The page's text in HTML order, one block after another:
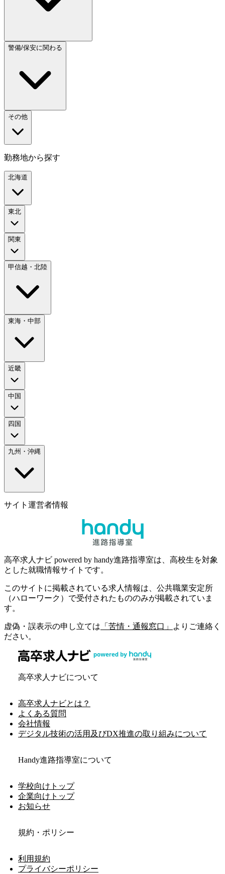
警備/保安に関わる
その他
勤務地から探す
北海道
東北
関東
甲信越・北陸
東海・中部
近畿
中国
四国
九州・沖縄
サイト運営者情報
高卒求人ナビ powered by handy進路指導室は、高校生を対象
とした就職情報サイトです。
このサイトに掲載されている求人情報は、公共職業安定所
（ハローワーク）で受付されたもののみが掲載されていま
す。
虚偽・誤表示の申し立ては 「苦情・通報窓口」
よりご連絡く
ださい。
高卒求人ナビについて
高卒求人ナビとは？
よくある質問
会社情報
デジタル技術の活用及びDX推進の取り組みについて
Handy進路指導室について
学校向けトップ
企業向けトップ
お知らせ
規約・ポリシー
利用規約
プライバシーポリシー